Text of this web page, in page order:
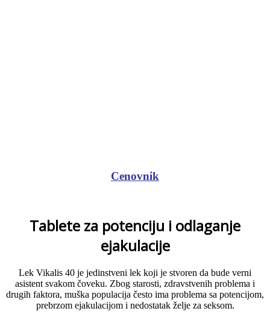
Cenovnik
Tablete za potenciju i odlaganje
ejakulacije
Lek Vikalis 40 je jedinstveni lek koji je stvoren da bude verni
asistent svakom čoveku. Zbog starosti, zdravstvenih problema i
drugih faktora, muška populacija često ima problema sa potencijom,
prebrzom ejakulacijom i nedostatak želje za seksom.